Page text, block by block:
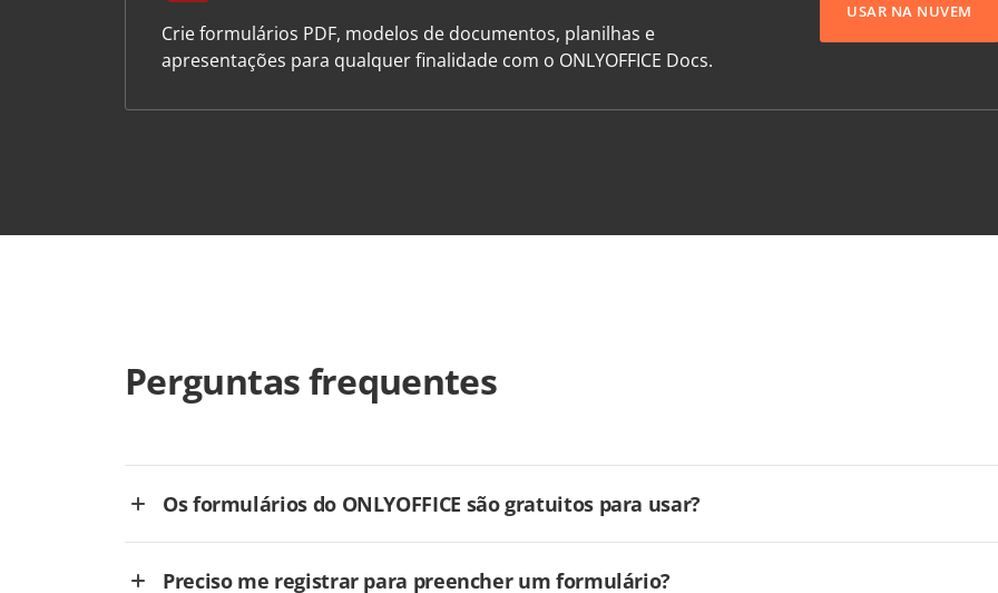
Crie formulários PDF, modelos de documentos, planilhas e
apresentações para qualquer finalidade com o ONLYOFFICE Docs.
USAR NA NUVEM
Perguntas frequentes
Os formulários do ONLYOFFICE são gratuitos para usar?
Preciso me registrar para preencher um formulário?